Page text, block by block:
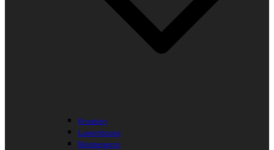
Kroatien
Luxembourg
Montenegro